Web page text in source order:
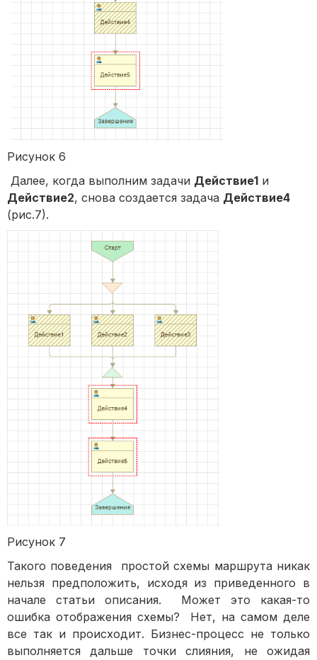
Рисунок 6
Далее, когда выполним задачи Действие1 и
Действие2, снова создается задача Действие4
(рис.7).
Рисунок 7
Такого поведения простой схемы маршрута никак
нельзя предположить, исходя из приведенного в
начале статьи описания. Может это какая-то
ошибка отображения схемы? Нет, на самом деле
все так и происходит. Бизнес-процесс не только
выполняется дальше точки слияния, не ожидая